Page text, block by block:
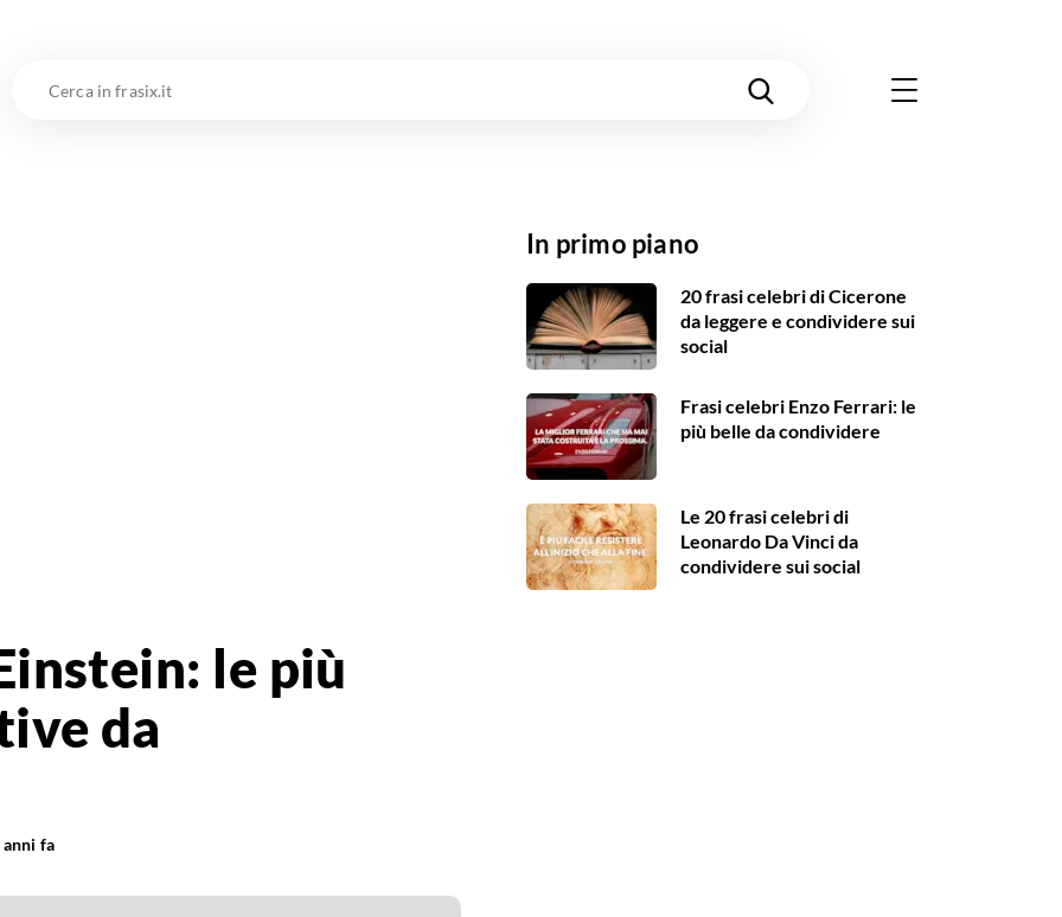
le più
da
anni fa
In primo piano
20 frasi celebri di Cicerone
da leggere e condividere sui
social
Frasi celebri Enzo Ferrari: le
più belle da condividere
Le 20 frasi celebri di
Leonardo Da Vinci da
condividere sui social